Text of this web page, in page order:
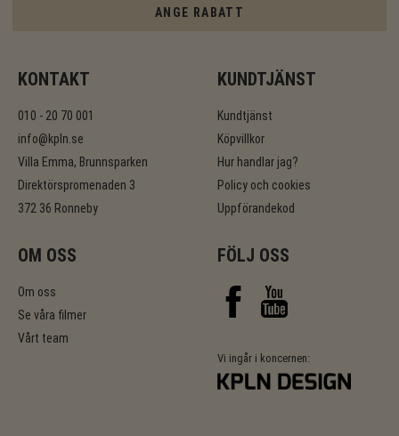
ANGE RABATT
KONTAKT
010 - 20 70 001
info@kpln.se
Villa Emma, Brunnsparken
Direktörspromenaden 3
372 36 Ronneby
KUNDTJÄNST
Kundtjänst
Köpvillkor
Hur handlar jag?
Policy och cookies
Uppförandekod
OM OSS
Om oss
Se våra filmer
Vårt team
FÖLJ OSS
Vi ingår i koncernen: